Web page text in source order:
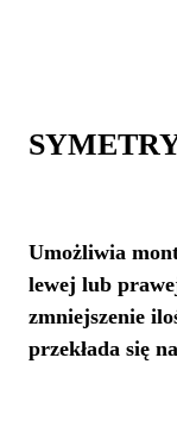
Umożliwia
lewej lub
zmniejszenie
przekłada się